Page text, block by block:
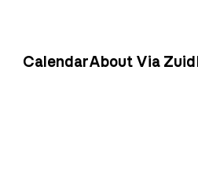
CalendarAbout Via Zuid